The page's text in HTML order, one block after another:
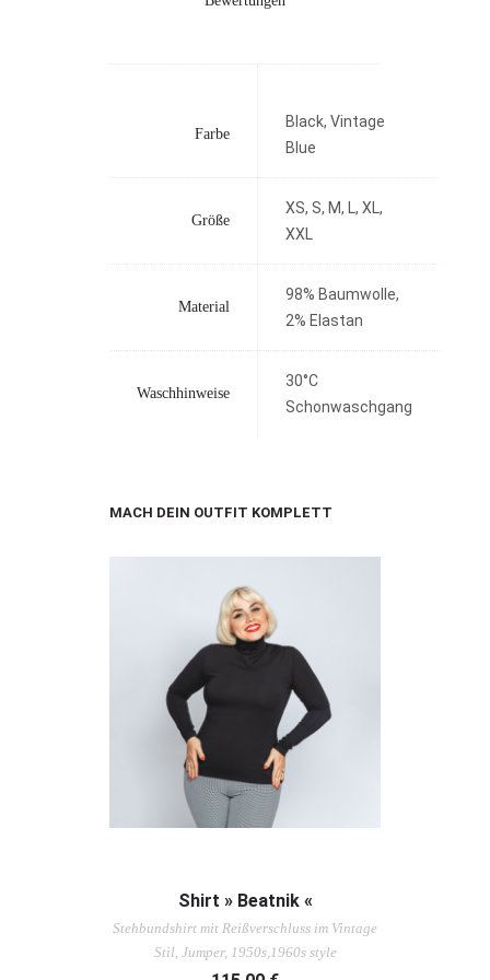
Farbe
Black, Vintage
Blue
Größe
XS, S, M, L, XL,
XXL
Material
98% Baumwolle,
2% Elastan
Waschhinweise
30°C
Schonwaschgang
MACH DEIN OUTFIT KOMPLETT
AUSFÜHRUNG WÄHLEN
Shirt » Beatnik «
Stehbundshirt mit Reißverschluss im Vintage
Stil, Jumper, 1950s,1960s style